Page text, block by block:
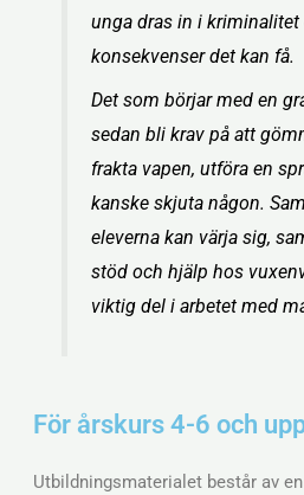
unga dras in i
konsekvenser det kan få.
Det som börjar med en
sedan bli krav på att
frakta vapen, utföra en
kanske skjuta någon.
eleverna kan värja sig,
stöd och hjälp hos
viktig del i arbetet med
För årskurs 4-6 och
Utbildningsmaterialet består av